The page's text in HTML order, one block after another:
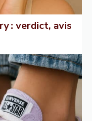
: verdict, avis